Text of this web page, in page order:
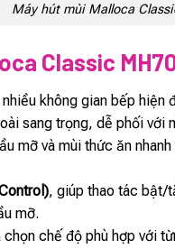
Máy hút mùi Malloca
Classic
nhiều không gian bếp
sang trọng, dễ phối với
mỡ và mùi thức ăn
, giúp thao tác bật/
mỡ.
chế độ phù hợp với